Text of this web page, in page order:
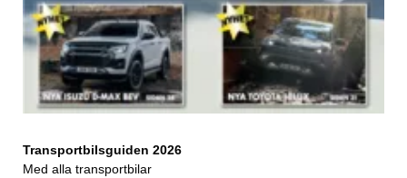
Transportbilsguiden 2026
Med alla transportbilar